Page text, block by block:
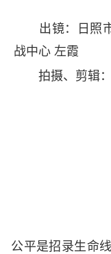
出镜：日照市
战中心 左霞
拍摄、剪辑：
公平是招录生命